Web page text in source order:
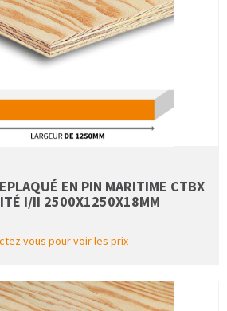
EN PIN MARITIME CTBX
I/II 2500X1250X18MM
vous pour voir les prix